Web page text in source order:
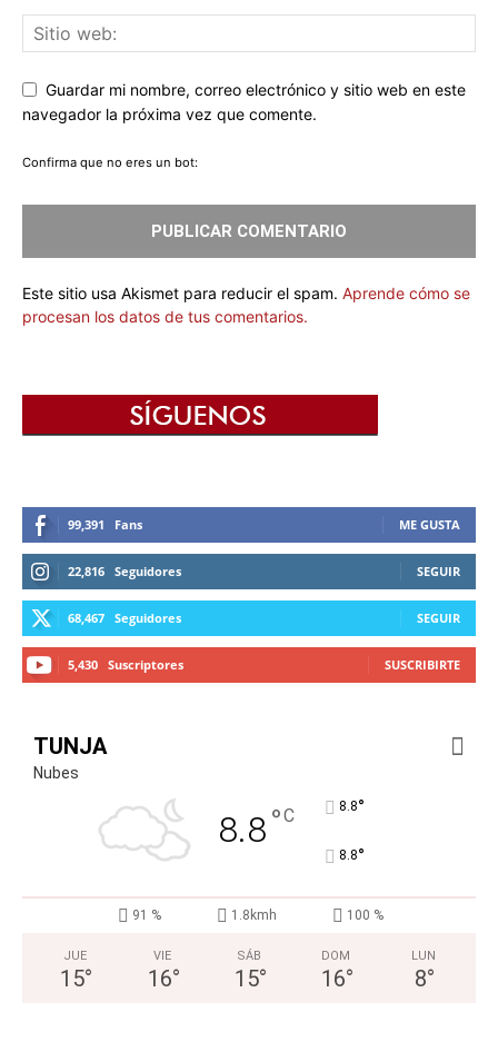
Guardar mi nombre, correo electrónico y sitio web en este
navegador la próxima vez que comente.
Confirma que no eres un bot:
Este sitio usa Akismet para reducir el spam. Aprende cómo se
procesan los datos de tus comentarios.
99,391 Fans ME GUSTA
22,816 Seguidores SEGUIR
68,467 Seguidores SEGUIR
5,430 Suscriptores SUSCRIBIRTE
TUNJA
Nubes
8.8°C 8.8°
8.8°
91 % 1.8kmh 100 %
JUE
15°
VIE
16°
SÁB
15°
DOM
16°
LUN
8°